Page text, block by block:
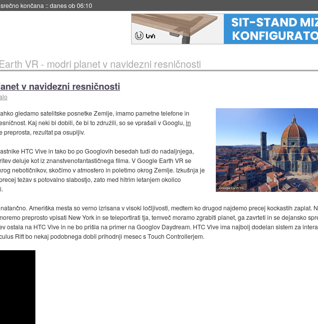
danes ob 06:09
VR - modri planet v navidezni resničnosti
v navidezni resničnosti
gledamo satelitske posnetke Zemlje, imamo pametne telefone in
Kaj neki bi dobili, če bi to združili, so se vprašali v Googlu, in
preprosta, rezultat pa osupljiv.
HTC Vive in tako bo po Googlovih besedah tudi do nadaljnjega,
deluje kot iz znanstvenofantastičnega filma. V Google Earth VR se
nebotičnikov, skočimo v atmosfero in poletimo okrog Zemlje. Izkušnja je
težav s potovalno slabostjo, zato med hitrim letanjem okolico
Ameriška mesta so verno izrisana v visoki ločljivosti, medtem ko drugod najdemo precej kockastih zaplat.
preprosto vpisati New York in se teleportirati tja, temveč moramo zgrabiti planet, ga zavrteti in se dejansko
ostala na HTC Vive in ne bo prišla na primer na Googlov Daydream. HTC Vive ima najbolj dodelan sistem za
Rift bo nekaj podobnega dobil prihodnji mesec s Touch Controllerjem.